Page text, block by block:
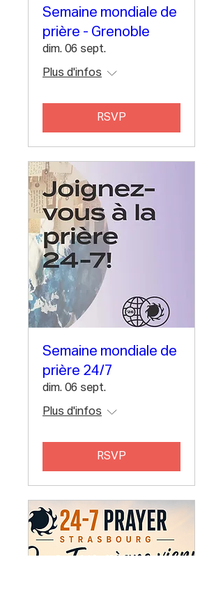
Semaine mondiale de
prière - Grenoble
dim. 06 sept.
Plus d'infos
RSVP
Semaine mondiale de
prière 24/7
dim. 06 sept.
Plus d'infos
RSVP